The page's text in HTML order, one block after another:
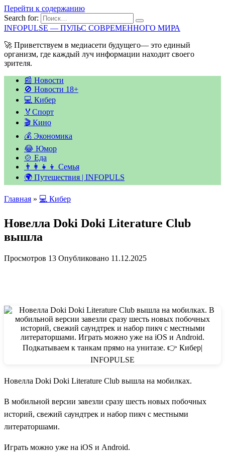
Перейти к содержанию
Search for:
INFOPULSE — ПУЛЬС СОВРЕМЕННОГО МИРА
🚀 Приветствуем в медиасети будущего— это единый
организм, где каждый луч информации находит своего
зрителя.
📰 Новости
🚫 Новости 18+
💻 Кибер
🏅Спорт
🎬 Кино
💰 Экономика
😂 Юмор
🍲 Еда
👨‍👩‍👧‍👦 Семья
🌍 Путешествия | INFOPULS
Главная » 💻 Кибер
Новелла Doki Doki Literature Club
вышла
Просмотров 13 Опубликовано 11.12.2025
Новелла Doki Doki Literature Club вышла на мобилках.
В мобильной версии завезли сразу шесть новых побочных
историй, свежий саундтрек и набор пикч с местными
литераторшами.
Играть можно уже на iOS и Android.